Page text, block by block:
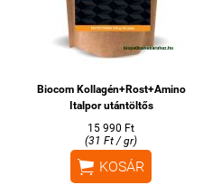
Biocom Kollagén+Rost+Amino
Italpor utántöltős
15 990 Ft
(31 Ft / gr)
 KOSÁR